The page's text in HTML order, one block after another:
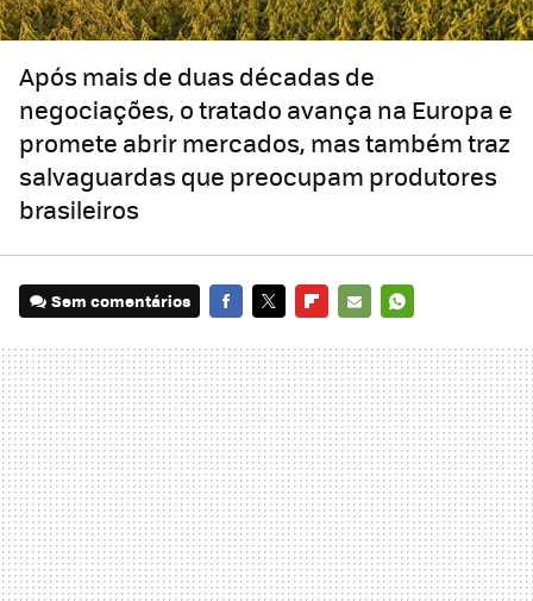
Após mais de duas décadas de
negociações, o tratado avança na Europa e
promete abrir mercados, mas também traz
salvaguardas que preocupam produtores
brasileiros
Sem comentários
MAIL